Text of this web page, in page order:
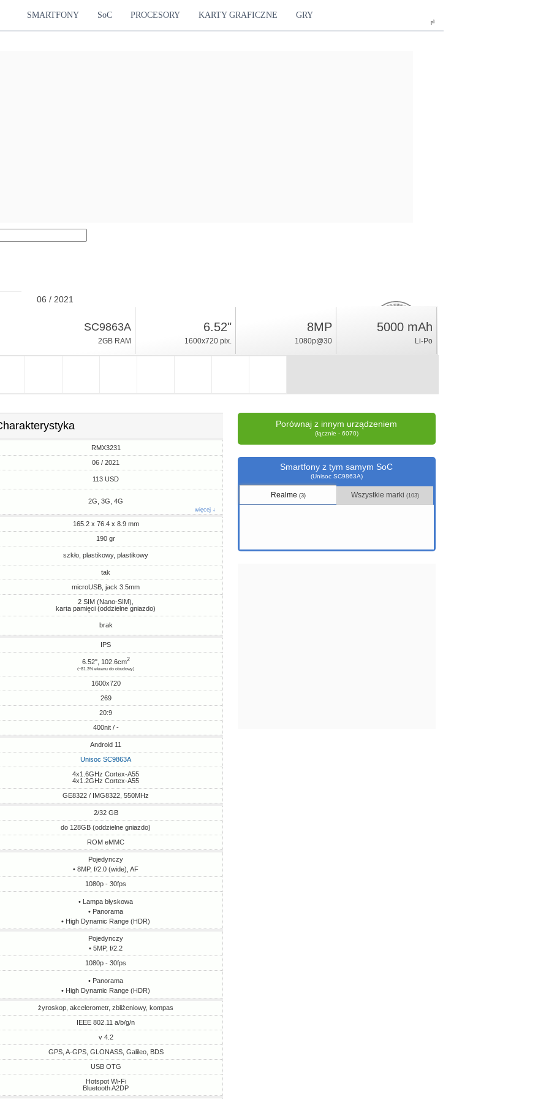
pl
SMARTFONY SoC PROCESORY KARTY GRAFICZNE GRY
06 / 2021
3.6%
SC9863A
2GB RAM
6.52"
1600x720 pix.
8MP
1080p@30
5000 mAh
Li-Po
RMX3231
06 / 2021
113 USD
2G, 3G, 4G
więcej ↓
165.2 x 76.4 x 8.9 mm
190 gr
szkło, plastikowy, plastikowy
tak
microUSB, jack 3.5mm
2 SIM (Nano-SIM),
karta pamięci (oddzielne gniazdo)
brak
IPS
6.52", 102.6cm2
(~81.3% ekranu do obudowy)
1600x720
269
20:9
400nit / -
Android 11
Unisoc SC9863A
4x1.6GHz Cortex-A55
4x1.2GHz Cortex-A55
GE8322 / IMG8322, 550MHz
2/32 GB
do 128GB (oddzielne gniazdo)
ROM eMMC
Pojedynczy
• 8MP, f/2.0 (wide), AF
1080p - 30fps
• Lampa błyskowa
• Panorama
• High Dynamic Range (HDR)
Pojedynczy
• 5MP, f/2.2
1080p - 30fps
• Panorama
• High Dynamic Range (HDR)
żyroskop, akcelerometr, zbliżeniowy, kompas
IEEE 802.11 a/b/g/n
v 4.2
GPS, A-GPS, GLONASS, Galileo, BDS
USB OTG
Hotspot Wi-Fi
Bluetooth A2DP
Porównaj z innym urządzeniem
(łącznie - 6070)
Smartfony z tym samym SoC
(Unisoc SC9863A)
Realme (3) Wszystkie marki (103)